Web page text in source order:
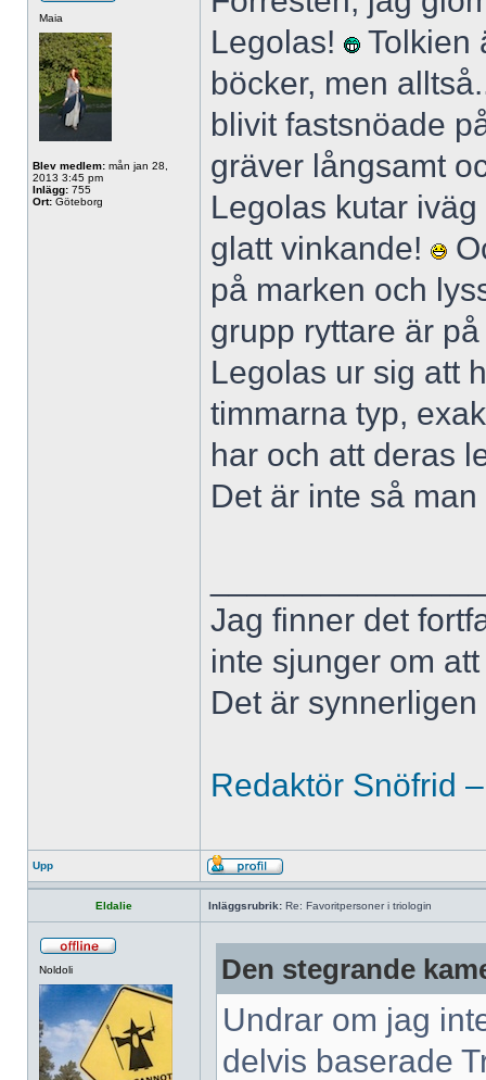
Maia
Blev medlem: mån jan 28,
2013 3:45 pm
Inlägg: 755
Ort: Göteborg
Legolas!
Tolkien
böcker, men
blivit fastsnöade
gräver långsamt
Legolas kutar
glatt vinkande!
på marken och
grupp ryttare är
Legolas ur sig att
timmarna typ,
har och att deras
Det är inte så
Jag finner det
inte sjunger om
Det är
Redaktör Snöfrid
Upp
Eldalie Inläggsrubrik: Re: Favoritpersoner i triologin
Noldoli Den stegrande
Undrar om jag
delvis baserade